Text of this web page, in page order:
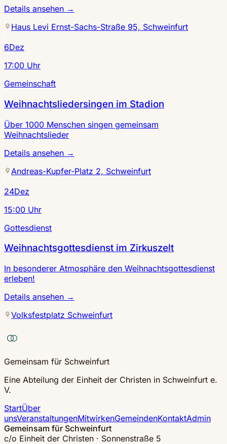
Details ansehen →
Haus Levi Ernst-Sachs-Straße 95, Schweinfurt
6Dez
17:00 Uhr
Gemeinschaft
Weihnachtsliedersingen im Stadion
Über 1000 Menschen singen gemeinsam
Weihnachtslieder
Details ansehen →
Andreas-Kupfer-Platz 2, Schweinfurt
24Dez
15:00 Uhr
Gottesdienst
Weihnachtsgottesdienst im Zirkuszelt
In besonderer Atmosphäre den Weihnachtsgottesdienst
erleben!
Details ansehen →
Volksfestplatz Schweinfurt
Gemeinsam für Schweinfurt
Eine Abteilung der Einheit der Christen in Schweinfurt e.
V.
StartÜber
unsVeranstaltungenMitwirkenGemeindenKontaktAdmin
Gemeinsam für Schweinfurt
c/o Einheit der Christen · Sonnenstraße 5